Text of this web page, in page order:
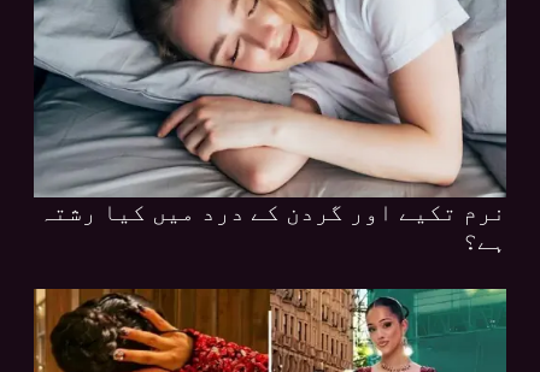
نرم تکیے اور گردن کے درد میں کیا رشتہ
ہے؟